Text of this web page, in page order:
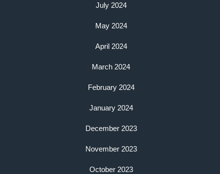
July 2024
May 2024
April 2024
March 2024
February 2024
January 2024
December 2023
November 2023
October 2023